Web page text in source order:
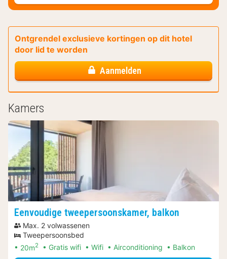
Ontgrendel exclusieve kortingen op dit hotel
door lid te worden
Aanmelden
Kamers
Eenvoudige tweepersoonskamer, balkon
Max. 2 volwassenen
Tweepersoonsbed
20m2 Gratis wifi Wifi Airconditioning Balkon